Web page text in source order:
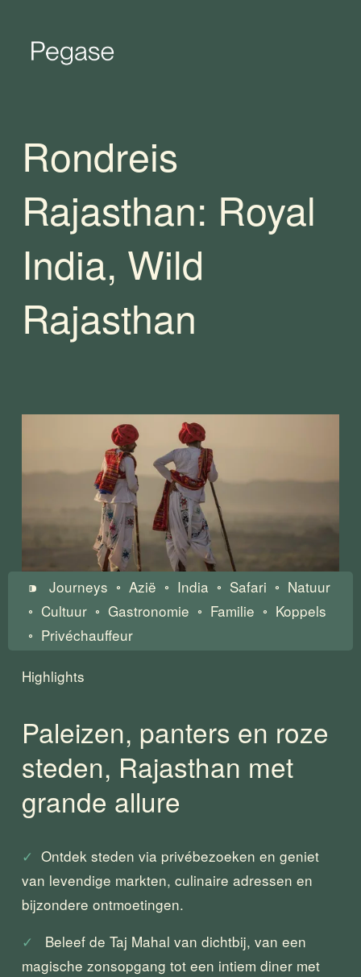
Rondreis
Rajasthan: Royal
India, Wild
Rajasthan
⁍   Journeys  ◦  Azië  ◦  India  ◦  Safari  ◦  Natuur
◦  Cultuur  ◦  Gastronomie  ◦  Familie  ◦  Koppels
◦  Privéchauffeur
Highlights
Paleizen, panters en roze
steden, Rajasthan met
grande allure
✓
  Ontdek steden via privébezoeken en geniet
van levendige markten, culinaire adressen en
bijzondere ontmoetingen.
✓
   Beleef de Taj Mahal van dichtbij, van een
magische zonsopgang tot een intiem diner met